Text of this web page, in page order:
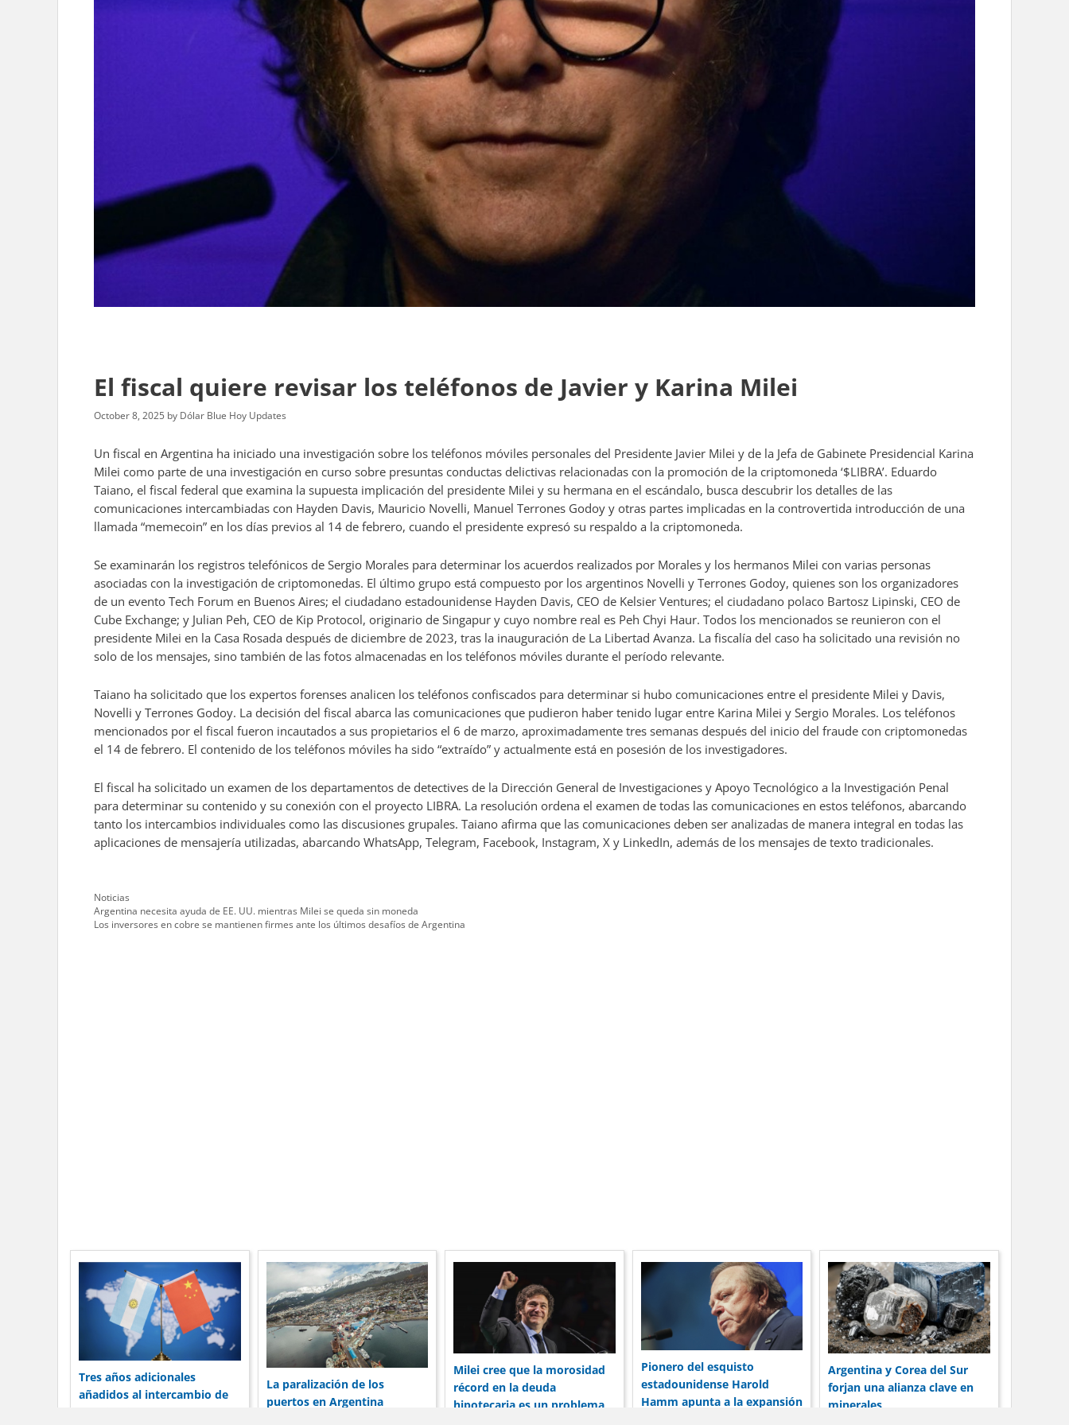
El fiscal quiere revisar los teléfonos de Javier y Karina Milei
October 8, 2025 by Dólar Blue Hoy Updates
Un fiscal en Argentina ha iniciado una investigación sobre los teléfonos móviles personales del Presidente Javier Milei y de la Jefa de Gabinete Presidencial Karina
Milei como parte de una investigación en curso sobre presuntas conductas delictivas relacionadas con la promoción de la criptomoneda ‘$LIBRA’. Eduardo
Taiano, el fiscal federal que examina la supuesta implicación del presidente Milei y su hermana en el escándalo, busca descubrir los detalles de las
comunicaciones intercambiadas con Hayden Davis, Mauricio Novelli, Manuel Terrones Godoy y otras partes implicadas en la controvertida introducción de una
llamada “memecoin” en los días previos al 14 de febrero, cuando el presidente expresó su respaldo a la criptomoneda.
Se examinarán los registros telefónicos de Sergio Morales para determinar los acuerdos realizados por Morales y los hermanos Milei con varias personas
asociadas con la investigación de criptomonedas. El último grupo está compuesto por los argentinos Novelli y Terrones Godoy, quienes son los organizadores
de un evento Tech Forum en Buenos Aires; el ciudadano estadounidense Hayden Davis, CEO de Kelsier Ventures; el ciudadano polaco Bartosz Lipinski, CEO de
Cube Exchange; y Julian Peh, CEO de Kip Protocol, originario de Singapur y cuyo nombre real es Peh Chyi Haur. Todos los mencionados se reunieron con el
presidente Milei en la Casa Rosada después de diciembre de 2023, tras la inauguración de La Libertad Avanza. La fiscalía del caso ha solicitado una revisión no
solo de los mensajes, sino también de las fotos almacenadas en los teléfonos móviles durante el período relevante.
Taiano ha solicitado que los expertos forenses analicen los teléfonos confiscados para determinar si hubo comunicaciones entre el presidente Milei y Davis,
Novelli y Terrones Godoy. La decisión del fiscal abarca las comunicaciones que pudieron haber tenido lugar entre Karina Milei y Sergio Morales. Los teléfonos
mencionados por el fiscal fueron incautados a sus propietarios el 6 de marzo, aproximadamente tres semanas después del inicio del fraude con criptomonedas
el 14 de febrero. El contenido de los teléfonos móviles ha sido “extraído” y actualmente está en posesión de los investigadores.
El fiscal ha solicitado un examen de los departamentos de detectives de la Dirección General de Investigaciones y Apoyo Tecnológico a la Investigación Penal
para determinar su contenido y su conexión con el proyecto LIBRA. La resolución ordena el examen de todas las comunicaciones en estos teléfonos, abarcando
tanto los intercambios individuales como las discusiones grupales. Taiano afirma que las comunicaciones deben ser analizadas de manera integral en todas las
aplicaciones de mensajería utilizadas, abarcando WhatsApp, Telegram, Facebook, Instagram, X y LinkedIn, además de los mensajes de texto tradicionales.
Categories
Noticias
Argentina necesita ayuda de EE. UU. mientras Milei se queda sin moneda
Los inversores en cobre se mantienen firmes ante los últimos desafíos de Argentina
Tres años adicionales
añadidos al intercambio de
La paralización de los
puertos en Argentina
Milei cree que la morosidad
récord en la deuda
hipotecaria es un problema
Pionero del esquisto
estadounidense Harold
Hamm apunta a la expansión
Argentina y Corea del Sur
forjan una alianza clave en
minerales